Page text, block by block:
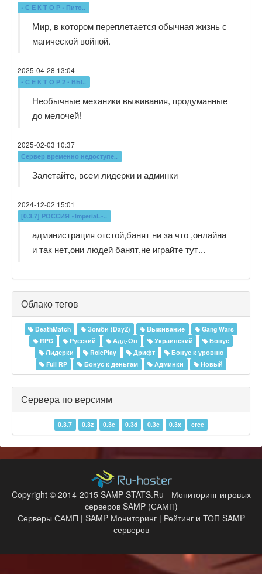
• С Е К Т О Р • Пито..
Мир, в котором переплетается обычная жизнь с
магической войной.
2025-04-28 13:04
• С Е К Т О Р 2 • ВЫ..
Необычные механики выживания, продуманные
до мелочей!
2025-02-03 10:37
Сервер временно недоступе..
Залетайте, всем лидерки и админки
2024-12-02 15:01
[0.3.7] РОССИЯ «ImperiaL»..
администрация отстой,банят ни за что ,онлайна
и так нет,они людей банят,не играйте тут...
Облако тегов
DeathMatch Зомби (DayZ) Выживание
Gang Wars
RPG
Русский Адд-Он Украинский
Бонус
Лидерки
RolePlay Дрифт
Бонус к уровню
Full RP
Бонус к деньгам Админки Новый
Сервера по версиям
0.3.7 0.3z 0.3e 0.3d 0.3c 0.3x crce
Copyright © 2014-2015 SAMP-STATS.Ru - Мониторинг игровых
серверов SAMP (САМП)
Серверы САМП | SAMP Мониторинг | Рейтинг и ТОП SAMP
серверов